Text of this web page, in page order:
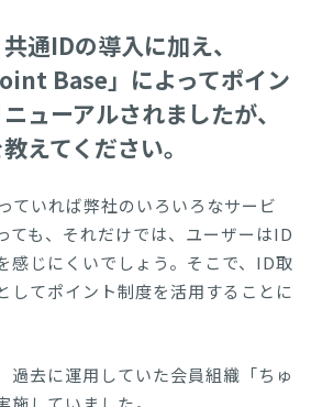
通IDの導入に加え、
Base」によってポイン
ューアルされましたが、
えてください。
ていれば弊社のいろいろなサービ
ても、それだけでは、ユーザーはID
感じにくいでしょう。そこで、ID取
してポイント制度を活用することに
過去に運用していた会員組織「ちゅ